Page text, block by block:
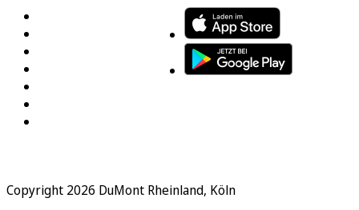
Copyright 2026 DuMont Rheinland, Köln